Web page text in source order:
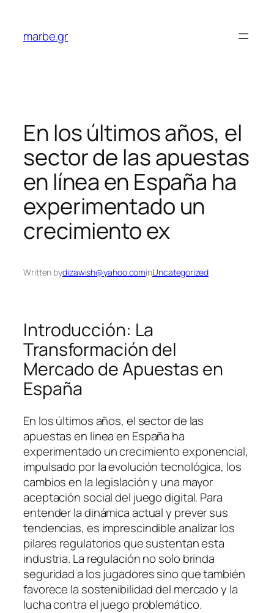
content
marbe.gr
En los últimos años, el
sector de las apuestas
en línea en España ha
experimentado un
crecimiento ex
Written bydizawish@yahoo.cominUncategorized
Introducción: La
Transformación del
Mercado de Apuestas en
España
En los últimos años, el sector de las
apuestas en línea en España ha
experimentado un crecimiento exponencial,
impulsado por la evolución tecnológica, los
cambios en la legislación y una mayor
aceptación social del juego digital. Para
entender la dinámica actual y prever sus
tendencias, es imprescindible analizar los
pilares regulatorios que sustentan esta
industria. La regulación no solo brinda
seguridad a los jugadores sino que también
favorece la sostenibilidad del mercado y la
lucha contra el juego problemático.